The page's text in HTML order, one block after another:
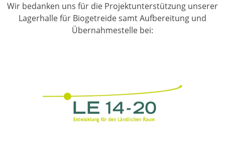
Wir bedanken uns für die Projektunterstützung unserer
Lagerhalle für Biogetreide samt Aufbereitung und
Übernahmestelle bei: